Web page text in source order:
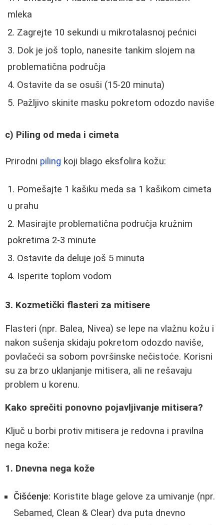
mleka
Zagrejte 10 sekundi u mikrotalasnoj pećnici
Dok je još toplo, nanesite tankim slojem na
problematična područja
Ostavite da se osuši (15-20 minuta)
Pažljivo skinite masku pokretom odozdo naviše
c) Piling od meda i cimeta
Prirodni piling koji blago eksfolira kožu:
Pomešajte 1 kašiku meda sa 1 kašikom cimeta
u prahu
Masirajte problematična područja kružnim
pokretima 2-3 minute
Ostavite da deluje još 5 minuta
Isperite toplom vodom
3. Kozmetički flasteri za mitisere
Flasteri (npr. Balea, Nivea) se lepe na vlažnu kožu i
nakon sušenja skidaju pokretom odozdo naviše,
povlačeći sa sobom površinske nečistoće. Korisni
su za brzo uklanjanje mitisera, ali ne rešavaju
problem u korenu.
Kako sprečiti ponovno pojavljivanje mitisera?
Ključ u borbi protiv mitisera je redovna i pravilna
nega kože:
1. Dnevna nega kože
Čišćenje: Koristite blage gelove za umivanje (npr.
Sebamed, Clean & Clear) dva puta dnevno